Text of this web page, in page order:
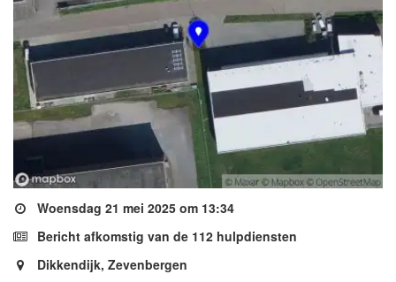
Woensdag 21 mei 2025 om 13:34
Bericht afkomstig van de 112 hulpdiensten
Dikkendijk, Zevenbergen